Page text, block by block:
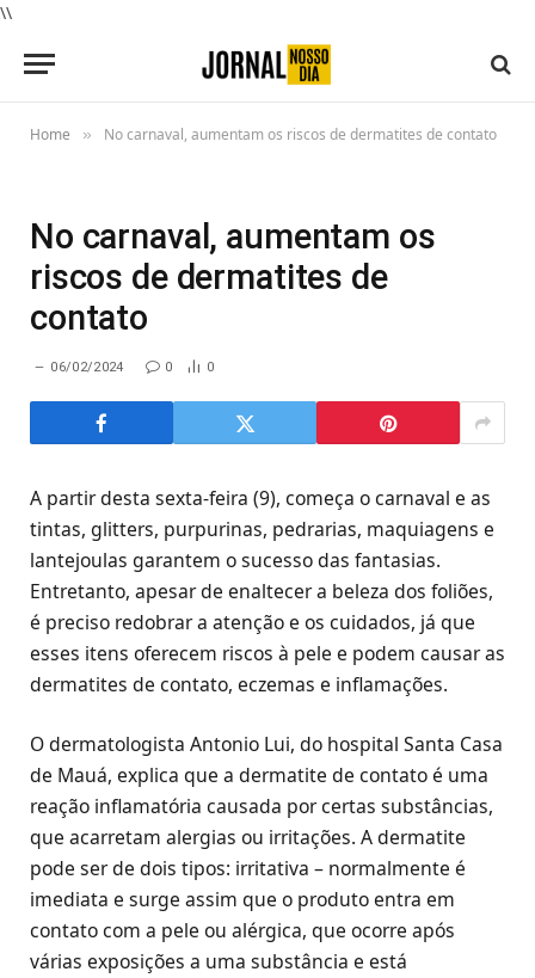
\\
Home » No carnaval, aumentam os riscos de dermatites de contato
No carnaval, aumentam os
riscos de dermatites de
contato
06/02/2024 0 0
A partir desta sexta-feira (9), começa o carnaval e as
tintas, glitters, purpurinas, pedrarias, maquiagens e
lantejoulas garantem o sucesso das fantasias.
Entretanto, apesar de enaltecer a beleza dos foliões,
é preciso redobrar a atenção e os cuidados, já que
esses itens oferecem riscos à pele e podem causar as
dermatites de contato, eczemas e inflamações.
O dermatologista Antonio Lui, do hospital Santa Casa
de Mauá, explica que a dermatite de contato é uma
reação inflamatória causada por certas substâncias,
que acarretam alergias ou irritações. A dermatite
pode ser de dois tipos: irritativa – normalmente é
imediata e surge assim que o produto entra em
contato com a pele ou alérgica, que ocorre após
várias exposições a uma substância e está